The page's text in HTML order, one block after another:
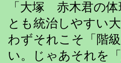
「大塚 赤木君の
とも統治しやすい
わずそれこそ「階
い。じゃあそれを